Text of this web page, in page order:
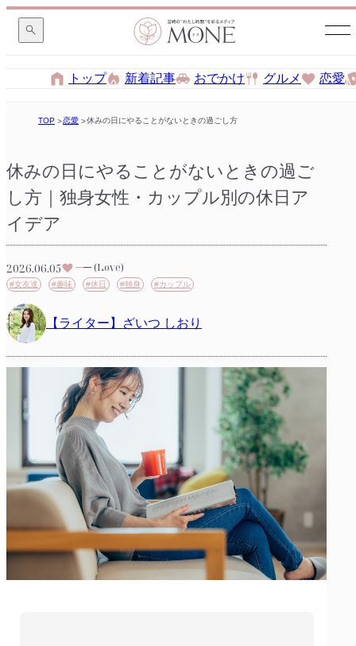
トップ 新着記事 おでかけ グルメ 恋愛
TOP 恋愛 休みの日にやることがないときの過ごし方｜独身女性・カップル別の休日
休みの日にやることがないときの過ご
し方｜独身女性・カップル別の休日ア
イデア
2026.06.05 (Love)
#女友達 #趣味 #休日 #独身 #カップル
【ライター】ざいつ しおり